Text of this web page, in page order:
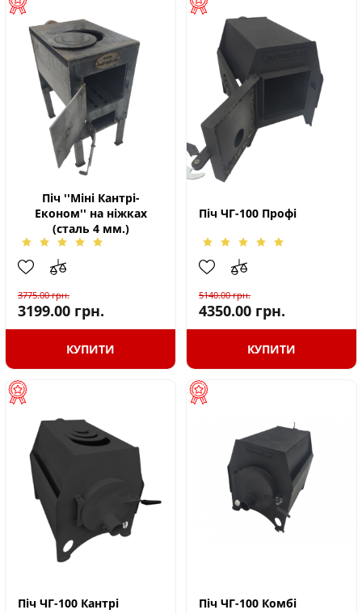
Піч ''Міні Кантрі-
Економ'' на ніжках
(сталь 4 мм.)
3775.00грн.
3199.00 грн.
КУПИТИ
Піч ЧГ-100 Профі
5140.00грн.
4350.00 грн.
КУПИТИ
Піч ЧГ-100 Кантрі Піч ЧГ-100 Комбі